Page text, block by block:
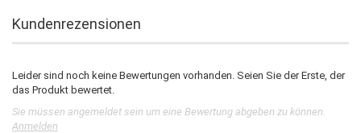
Kundenrezensionen
Leider sind noch keine Bewertungen vorhanden. Seien Sie der Erste, der
das Produkt bewertet.
Sie müssen angemeldet sein um eine Bewertung abgeben zu können.
Anmelden